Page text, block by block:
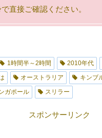
直接ご確認ください。
1時間半～2時間 2010年代
オーストラリア
キンブ
ガポール スリラー
スポンサーリンク